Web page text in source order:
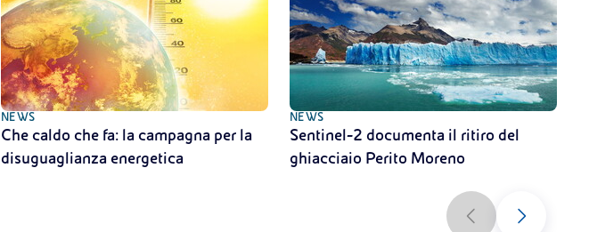
NEWS
Che caldo che fa: la campagna per la
disuguaglianza energetica
NEWS
Sentinel-2 documenta il ritiro del
ghiacciaio Perito Moreno